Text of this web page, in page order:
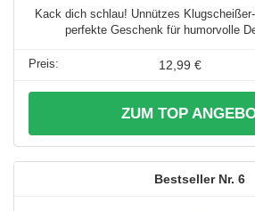
Kack dich schlau! Unnützes
perfekte Geschenk für humorvolle
12,99 €
ZUM TOP
6